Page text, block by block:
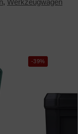
, Werkzeugwagen
-39%